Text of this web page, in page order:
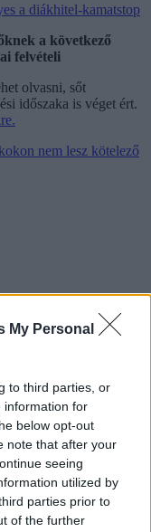
My Personal
to third parties, or
information for
below opt-out
note that after your
seeing
utilized by
parties prior to
of the further
a diákhitel-kamatstop
a következő
felvételi
olvasni, sőt
időszaka is véget ért.
nem lesz kötelező